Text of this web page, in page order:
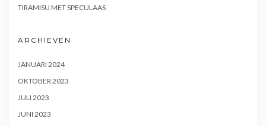
TIRAMISU MET SPECULAAS
ARCHIEVEN
JANUARI 2024
OKTOBER 2023
JULI 2023
JUNI 2023